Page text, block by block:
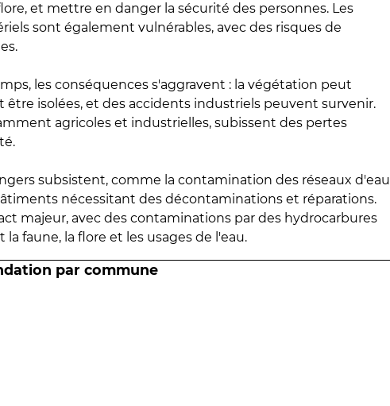
et mettre en danger la sécurité des personnes. Les
sont également vulnérables, avec des risques de
les conséquences s'aggravent : la végétation peut
isolées, et des accidents industriels peuvent survenir.
agricoles et industrielles, subissent des pertes
subsistent, comme la contamination des réseaux d'eau
nécessitant des décontaminations et réparations.
majeur, avec des contaminations par des hydrocarbures
faune, la flore et les usages de l'eau.
par commune